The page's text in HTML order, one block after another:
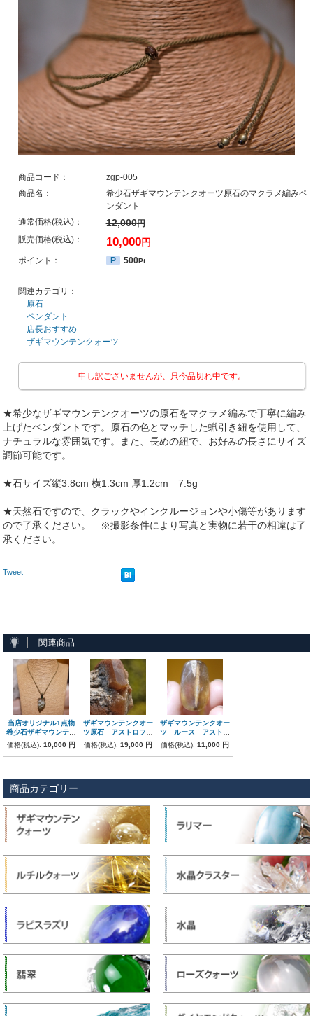
商品コード：
zgp-005
商品名：
希少石ザギマウンテンクオーツ原石のマクラメ編みペ
ンダント
通常価格(税込)：
12,000円
販売価格(税込)： 10,000円
ポイント： P 500Pt
関連カテゴリ：
原石
ペンダント
店長おすすめ
ザギマウンテンクォーツ
申し訳ございませんが、只今品切れ中です。
★希少なザギマウンテンクオーツの原石をマクラメ編みで丁寧に編み
上げたペンダントです。原石の色とマッチした蝋引き紐を使用して、
ナチュラルな雰囲気です。また、長めの紐で、お好みの長さにサイズ
調節可能です。
★石サイズ縦3.8cm 横1.3cm 厚1.2cm 7.5g
★天然石ですので、クラックやインクルージョンや小傷等があります
ので了承ください。 ※撮影条件により写真と実物に若干の相違は了
承ください。
Tweet
関連商品
当店オリジナル1点物
希少石ザギマウンテン
クオーツ原石のマクラ
メ編みペンダント
価格(税込):10,000 円
ザギマウンテンクオー
ツ原石 アストロフィ
ライト
価格(税込):19,000 円
ザギマウンテンクオー
ツ ルース アストロ
フィライト
価格(税込): 11,000 円
商品カテゴリー